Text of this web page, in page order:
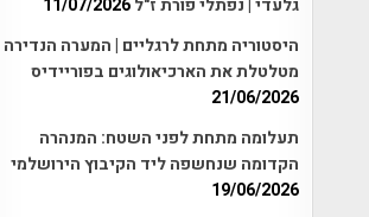
גלעדי | נפתלי פורת ז"ל11/07/2026
היסטוריה מתחת לרגליים | המערה הנדירה
מטלטלת את הארכיאולוגים בפוריידיס
21/06/2026
תעלומה מתחת לפני השטח: המנהרה
הקדומה שנחשפה ליד הקיבוץ הירושלמי
19/06/2026